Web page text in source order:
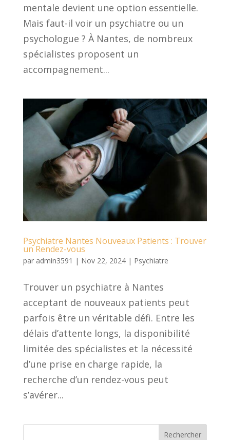
mentale devient une option essentielle.
Mais faut-il voir un psychiatre ou un
psychologue ? À Nantes, de nombreux
spécialistes proposent un
accompagnement...
Psychiatre Nantes Nouveaux Patients : Trouver
un Rendez-vous
par admin3591 | Nov 22, 2024| Psychiatre
Trouver un psychiatre à Nantes
acceptant de nouveaux patients peut
parfois être un véritable défi. Entre les
délais d’attente longs, la disponibilité
limitée des spécialistes et la nécessité
d’une prise en charge rapide, la
recherche d’un rendez-vous peut
s’avérer...
Rechercher